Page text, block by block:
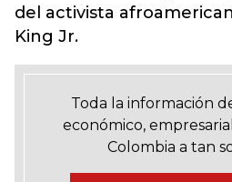
del activista
King Jr.
Toda la información
económico,
Colombia a tan